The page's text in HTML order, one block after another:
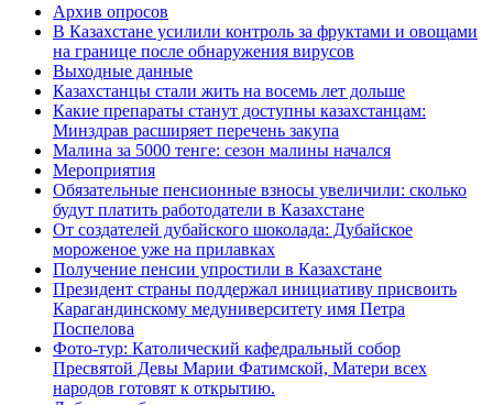
Архив опросов
В Казахстане усилили контроль за фруктами и овощами
на границе после обнаружения вирусов
Выходные данные
Казахстанцы стали жить на восемь лет дольше
Какие препараты станут доступны казахстанцам:
Минздрав расширяет перечень закупа
Малина за 5000 тенге: сезон малины начался
Мероприятия
Обязательные пенсионные взносы увеличили: сколько
будут платить работодатели в Казахстане
От создателей дубайского шоколада: Дубайское
мороженое уже на прилавках
Получение пенсии упростили в Казахстане
Президент страны поддержал инициативу присвоить
Карагандинскому медуниверситету имя Петра
Поспелова
Фото-тур: Католический кафедральный собор
Пресвятой Девы Марии Фатимской, Матери всех
народов готовят к открытию.